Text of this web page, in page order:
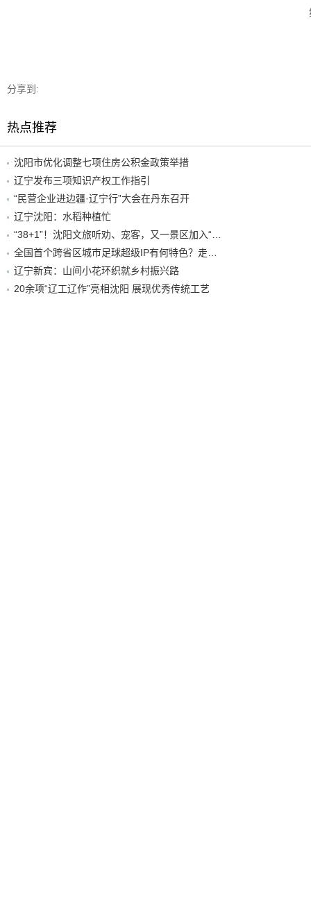
分享到:
热点推荐
沈阳市优化调整七项住房公积金政策举措
辽宁发布三项知识产权工作指引
“民营企业进边疆·辽宁行”大会在丹东召开
辽宁沈阳：水稻种植忙
辽宁新宾：山间小花环织就乡村振兴路
20余项“辽工辽作”亮相沈阳 展现优秀传统工艺